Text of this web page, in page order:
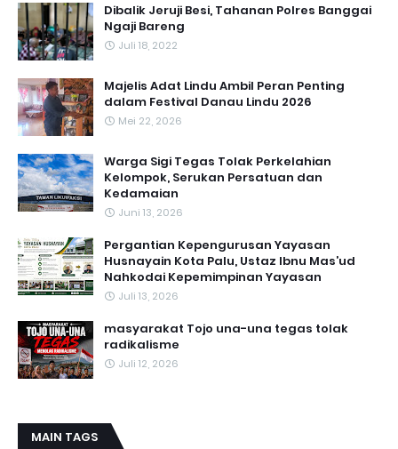
Dibalik Jeruji Besi, Tahanan Polres Banggai
Ngaji Bareng
Juli 18, 2022
Majelis Adat Lindu Ambil Peran Penting
dalam Festival Danau Lindu 2026
Mei 22, 2026
Warga Sigi Tegas Tolak Perkelahian
Kelompok, Serukan Persatuan dan
Kedamaian
Juni 13, 2026
Pergantian Kepengurusan Yayasan
Husnayain Kota Palu, Ustaz Ibnu Mas’ud
Nahkodai Kepemimpinan Yayasan
Juli 13, 2026
masyarakat Tojo una-una tegas tolak
radikalisme
Juli 12, 2026
MAIN TAGS